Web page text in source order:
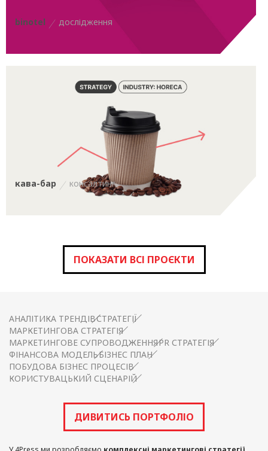
binotel дослідження
кава-бар консалтинг
ПОКАЗАТИ ВСІ ПРОЄКТИ
АНАЛІТИКА ТРЕНДІВСТРАТЕГІЇ
МАРКЕТИНГОВА СТРАТЕГІЯ
МАРКЕТИНГОВЕ СУПРОВОДЖЕННЯPR СТРАТЕГІЯ
ФІНАНСОВА МОДЕЛЬБІЗНЕС ПЛАН
ПОБУДОВА БІЗНЕС ПРОЦЕСІВ
КОРИСТУВАЦЬКИЙ СЦЕНАРІЙ
ДИВИТИСЬ ПОРТФОЛІО